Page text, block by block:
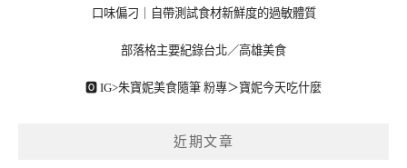
口味偏刁｜自帶測試食材新鮮度的過敏體質
部落格主要紀錄台北／高雄美食
🅾 IG>朱寶妮美食隨筆 粉專＞寶妮今天吃什麼
近期文章